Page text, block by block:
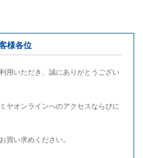
様各位
用いただき、誠にありがとうござい
ヤオンラインへのアクセスならびに
買い求めください。